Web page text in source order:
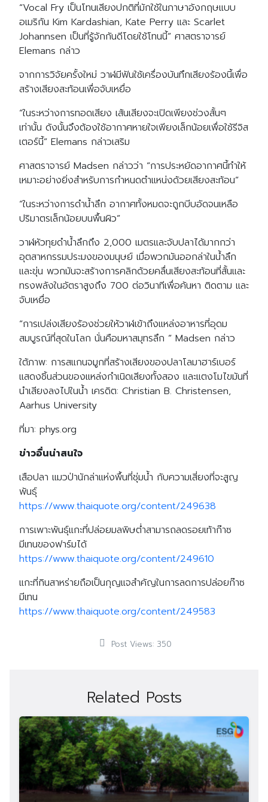
“Vocal Fry เป็นโทนเสียงปกติที่มักใช้ในภาษาอังกฤษแบบ
อเมริกัน Kim Kardashian, Kate Perry และ Scarlet
Johannsen เป็นที่รู้จักกันดีโดยใช้โทนนี้” ศาสตราจารย์
Elemans กล่าว
จากการวิจัยครั้งใหม่ วาฬมีฟันใช้เครื่องบันทึกเสียงร้องนี้เพื่อ
สร้างเสียงสะท้อนเพื่อจับเหยื่อ
“ในระหว่างการทอดเสียง เส้นเสียงจะเปิดเพียงช่วงสั้นๆ
เท่านั้น ดังนั้นจึงต้องใช้อากาศหายใจเพียงเล็กน้อยเพื่อใช้รีจิส
เตอร์นี้” Elemans กล่าวเสริม
ศาสตราจารย์ Madsen กล่าวว่า “การประหยัดอากาศนี้ทำให้
เหมาะอย่างยิ่งสำหรับการกำหนดตำแหน่งด้วยเสียงสะท้อน”
“ในระหว่างการดำน้ำลึก อากาศทั้งหมดจะถูกบีบอัดจนเหลือ
ปริมาตรเล็กน้อยบนพื้นผิว”
วาฬหัวทุยดำน้ำลึกถึง 2,000 เมตรและจับปลาได้มากกว่า
อุตสาหกรรมประมงของมนุษย์ เมื่อพวกมันออกล่าในน้ำลึก
และขุ่น พวกมันจะสร้างการคลิกด้วยคลื่นเสียงสะท้อนที่สั้นและ
ทรงพลังในอัตราสูงถึง 700 ต่อวินาทีเพื่อค้นหา ติดตาม และ
จับเหยื่อ
“การเปล่งเสียงร้องช่วยให้วาฬเข้าถึงแหล่งอาหารที่อุดม
สมบูรณ์ที่สุดในโลก นั่นคือมหาสมุทรลึก ” Madsen กล่าว
ใต้ภาพ: การสแกนจมูกที่สร้างเสียงของปลาโลมาฮาร์เบอร์
แสดงชิ้นส่วนของแหล่งกำเนิดเสียงทั้งสอง และแตงโมไขมันที่
นำเสียงลงไปในน้ำ เครดิต: Christian B. Christensen,
Aarhus University
ที่มา: phys.org
ข่าวอื่นน่าสนใจ
เสือปลา แมวป่านักล่าแห่งพื้นที่ชุ่มน้ำ กับความเสี่ยงที่จะสูญ
พันธุ์
https://www.thaiquote.org/content/249638
การเพาะพันธุ์แกะที่ปล่อยมลพิษต่ำสามารถลดรอยเท้าก๊าซ
มีเทนของฟาร์มได้
https://www.thaiquote.org/content/249610
แกะที่กินสาหร่ายถือเป็นกุญแจสำคัญในการลดการปล่อยก๊าซ
มีเทน
https://www.thaiquote.org/content/249583
Post Views: 350
Related Posts